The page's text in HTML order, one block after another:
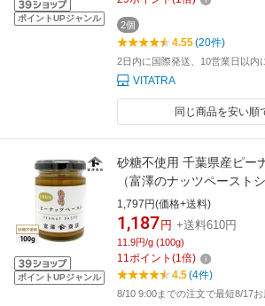
ポイントUPジャンル
2個
4.55(20件)
2日内に国際発送、10営業日以内
VITATRA
同じ商品を安い順
ポイントUPジャンル
砂糖不使用 千葉県産ピー
（富澤のナッツペースト
公式 】
1,797円(価格+送料)
1,187 円 +送料610円
11.9円/g (100g)
11ポイント (1倍)
4.5(4件)
8/10 9:00までの注文で最短8/17お